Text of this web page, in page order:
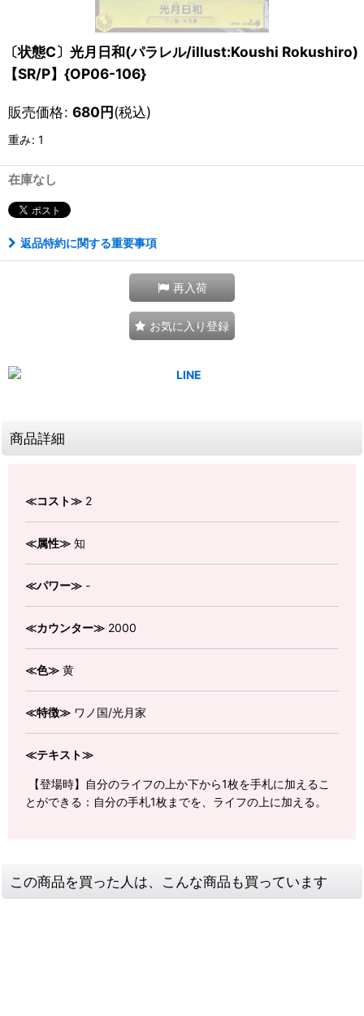
〔状態C〕光月日和(パラレル/illust:Koushi Rokushiro)
【SR/P】{OP06-106}
販売価格: 680円(税込)
重み: 1
在庫なし
返品特約に関する重要事項
再入荷
お気に入り登録
商品詳細
≪コスト≫ 2
≪属性≫ 知
≪パワー≫ -
≪カウンター≫ 2000
≪色≫ 黄
≪特徴≫ ワノ国/光月家
≪テキスト≫
【登場時】自分のライフの上か下から1枚を手札に加えるこ
とができる：自分の手札1枚までを、ライフの上に加える。
この商品を買った人は、こんな商品も買っています